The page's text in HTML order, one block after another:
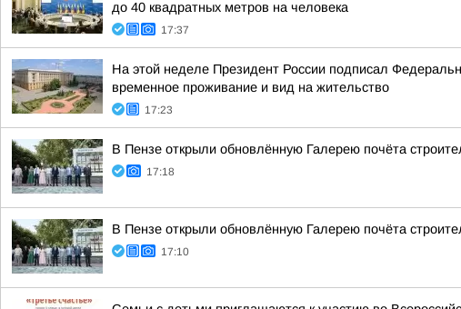
до 40 квадратных метров на человека
17:37
На этой неделе Президент России подписал
временное проживание и вид на жительство
17:23
В Пензе открыли обновлённую Галерею почёта
17:18
В Пензе открыли обновлённую Галерею почёта
17:10